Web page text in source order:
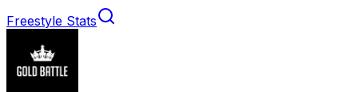
Freestyle Stats